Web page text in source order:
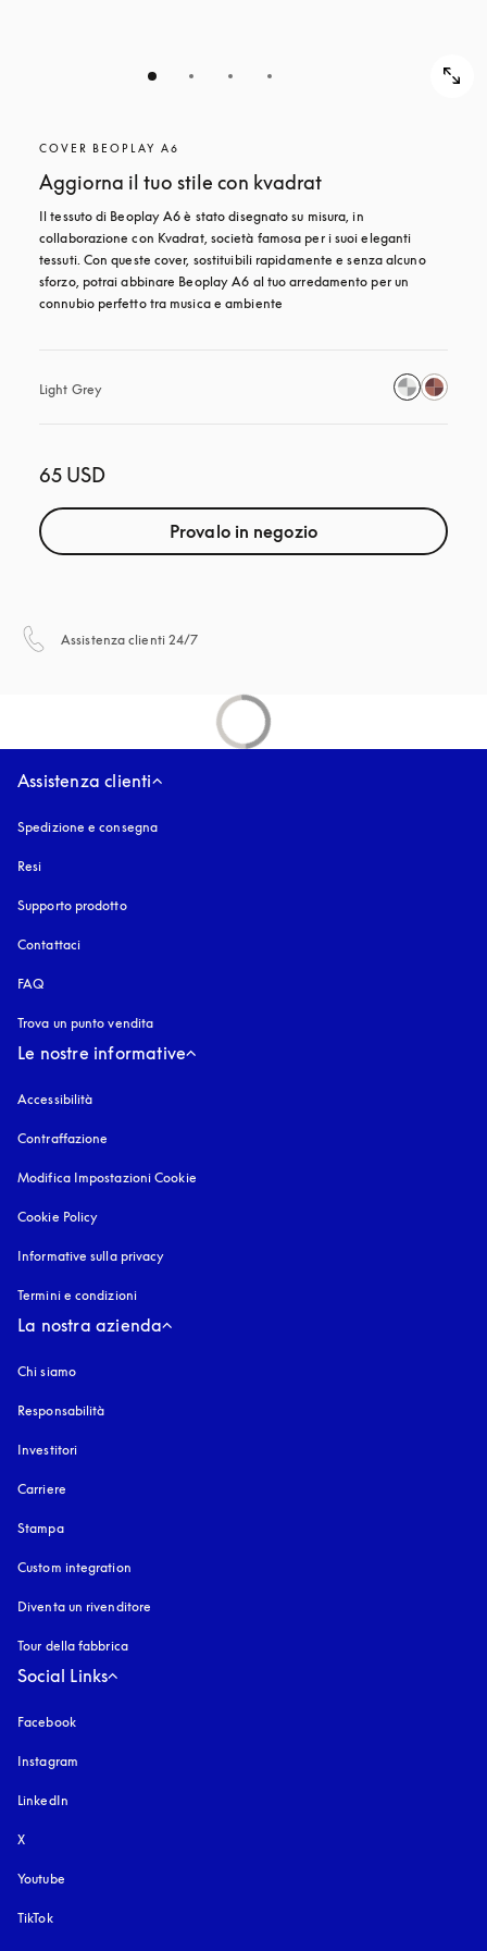
COVER BEOPLAY A6
Aggiorna il tuo stile con kvadrat
Il tessuto di Beoplay A6 è stato disegnato su misura, in
collaborazione con Kvadrat, società famosa per i suoi eleganti
tessuti. Con queste cover, sostituibili rapidamente e senza alcuno
sforzo, potrai abbinare Beoplay A6 al tuo arredamento per un
connubio perfetto tra musica e ambiente
Light Grey
65 USD
Provalo in negozio
Assistenza clienti 24/7
Assistenza clienti
Spedizione e consegna
Resi
Supporto prodotto
Contattaci
FAQ
Trova un punto vendita
Le nostre informative
Accessibilità
Contraffazione
Modifica Impostazioni Cookie
Cookie Policy
Informative sulla privacy
Termini e condizioni
La nostra azienda
Chi siamo
Responsabilità
Investitori
Carriere
Stampa
Custom integration
Diventa un rivenditore
Tour della fabbrica
Social Links
Facebook
Instagram
LinkedIn
X
Youtube
TikTok